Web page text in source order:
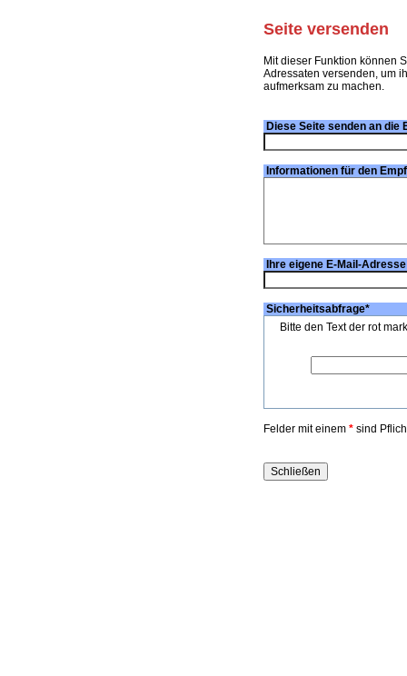
Seite versenden
Mit dieser Funktion können
Adressaten versenden, um
aufmerksam zu machen.
Diese Seite senden an die
Informationen für den
Ihre eigene E-Mail-
Sicherheitsabfrage*
Bitte den Text der rot
Felder mit einem * sind